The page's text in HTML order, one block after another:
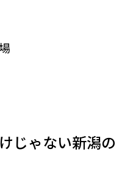
じゃない新潟の